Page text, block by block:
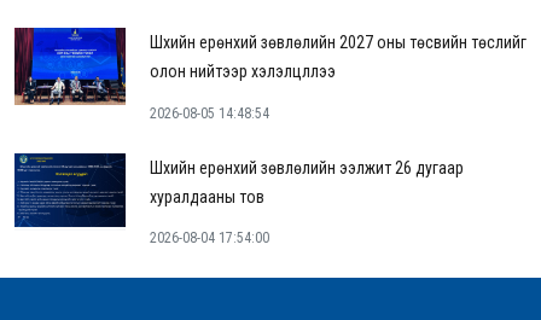
Шүүхийн ерөнхий зөвлөлийн 2027 оны төсвийн төслийг
олон нийтээр хэлэлцүүллээ
2026-08-05 14:48:54
Шүүхийн ерөнхий зөвлөлийн ээлжит 26 дугаар
хуралдааны тов
2026-08-04 17:54:00